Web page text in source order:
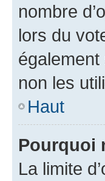
nombre
lors du
non les
Haut
Pourquoi
La limite